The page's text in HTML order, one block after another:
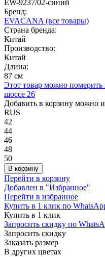
EW-9237/02-синий
Бренд:
EVACANA (все товары)
Страна бренда:
Китай
Производство:
Китай
Длина:
87 см
Этот товар можно
шоссе 26
Добавить в корзину можно и
RUS
42
44
46
48
50
В корзину
Перейти в корзину
Добавлен в "Избранное"
Перейти в избранное
Купить в 1 клик по
Купить в 1 клик
Запросить скидку по
Запросить скидку
Заказать размер
В других цветах